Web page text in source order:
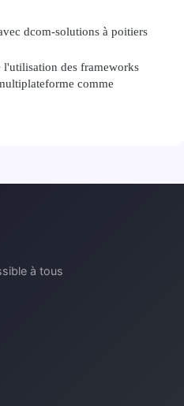
dcom-solutions à poitiers
l'utilisation des frameworks
comme
à tous